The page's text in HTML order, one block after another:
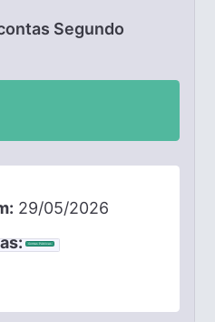
Segundo
29/05/2026
Contas Públicas